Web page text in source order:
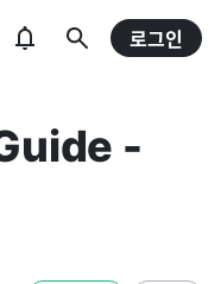
로그인
-